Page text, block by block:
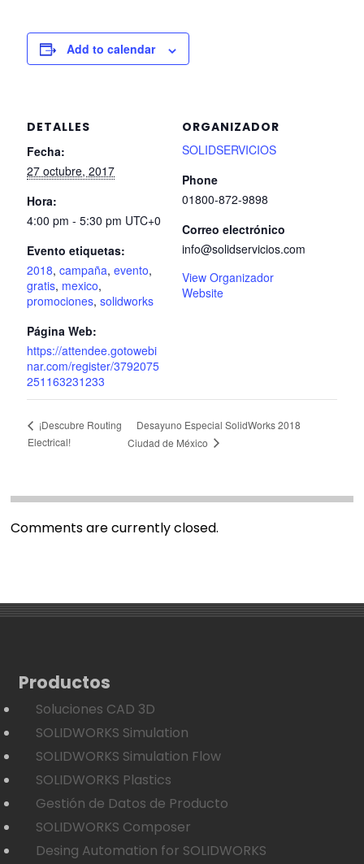
Add to calendar
DETALLES
Fecha:
27 octubre, 2017
Hora:
4:00 pm - 5:30 pm UTC+0
Evento etiquetas:
2018, campaña, evento,
gratis, mexico,
promociones, solidworks
Página Web:
https://attendee.gotowebi
nar.com/register/3792075
251163231233
ORGANIZADOR
SOLIDSERVICIOS
Phone
01800-872-9898
Correo electrónico
info@solidservicios.com
View Organizador
Website
¡Descubre Routing
Electrical!
Desayuno Especial SolidWorks 2018
Ciudad de México
Comments are currently closed.
Productos
Soluciones CAD 3D
SOLIDWORKS Simulation
SOLIDWORKS Simulation Flow
SOLIDWORKS Plastics
Gestión de Datos de Producto
SOLIDWORKS Composer
Desing Automation for SOLIDWORKS